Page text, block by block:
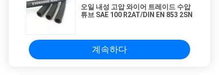
오일 내성 고압 와이어 트레이드 수압
튜브 SAE 100 R2AT/DIN EN 853 2SN
계속하다